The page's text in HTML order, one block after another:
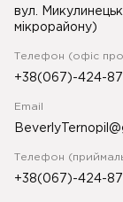
вул.
мікрорайону)
Телефон (офіс
+38(067)-424-
Email
Телефон
+38(067)-424-